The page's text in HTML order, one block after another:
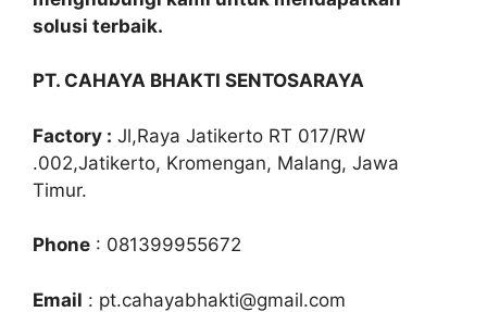
solusi terbaik.
PT. CAHAYA BHAKTI SENTOSARAYA
Factory : Jl,Raya Jatikerto RT 017/RW
.002,Jatikerto, Kromengan, Malang, Jawa
Timur.
Phone : 081399955672
Email : pt.cahayabhakti@gmail.com